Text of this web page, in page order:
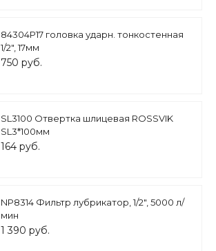
84304Р17 головка ударн. тонкостенная
1/2", 17мм
750 руб.
SL3100 Отвертка шлицевая ROSSVIK
SL3*100мм
164 руб.
NP8314 Фильтр лубрикатор, 1/2", 5000 л/
мин
1 390 руб.